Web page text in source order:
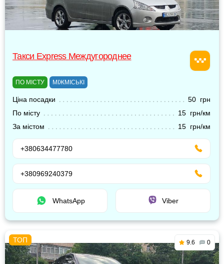
Такси Express Междугороднее
ПО МІСТУ МІЖМІСЬКІ
Ціна посадки
50 грн
По місту
15 грн/км
За містом
15 грн/км
+380634477780
+380969240379
WhatsApp Viber
9.6 0